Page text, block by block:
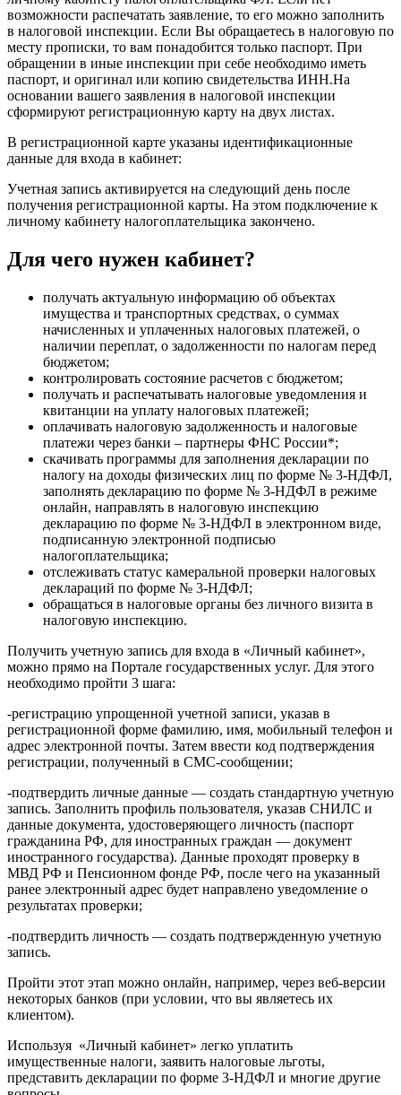
возможности распечатать заявление, то его можно заполнить
в налоговой инспекции. Если Вы обращаетесь в налоговую по
месту прописки, то вам понадобится только паспорт. При
обращении в иные инспекции при себе необходимо иметь
паспорт, и оригинал или копию свидетельства ИНН.На
основании вашего заявления в налоговой инспекции
сформируют регистрационную карту на двух листах.
В регистрационной карте указаны идентификационные
данные для входа в кабинет:
Учетная запись активируется на следующий день после
получения регистрационной карты. На этом подключение к
личному кабинету налогоплательщика закончено.
Для чего нужен кабинет?
получать актуальную информацию об объектах
имущества и транспортных средствах, о суммах
начисленных и уплаченных налоговых платежей, о
наличии переплат, о задолженности по налогам перед
бюджетом;
контролировать состояние расчетов с бюджетом;
получать и распечатывать налоговые уведомления и
квитанции на уплату налоговых платежей;
оплачивать налоговую задолженность и налоговые
платежи через банки – партнеры ФНС России*;
скачивать программы для заполнения декларации по
налогу на доходы физических лиц по форме № 3-НДФЛ,
заполнять декларацию по форме № 3-НДФЛ в режиме
онлайн, направлять в налоговую инспекцию
декларацию по форме № 3-НДФЛ в электронном виде,
подписанную электронной подписью
налогоплательщика;
отслеживать статус камеральной проверки налоговых
деклараций по форме № 3-НДФЛ;
обращаться в налоговые органы без личного визита в
налоговую инспекцию.
Получить учетную запись для входа в «Личный кабинет»,
можно прямо на Портале государственных услуг. Для этого
необходимо пройти 3 шага:
-регистрацию упрощенной учетной записи, указав в
регистрационной форме фамилию, имя, мобильный телефон и
адрес электронной почты. Затем ввести код подтверждения
регистрации, полученный в СМС-сообщении;
-подтвердить личные данные — создать стандартную учетную
запись. Заполнить профиль пользователя, указав СНИЛС и
данные документа, удостоверяющего личность (паспорт
гражданина РФ, для иностранных граждан — документ
иностранного государства). Данные проходят проверку в
МВД РФ и Пенсионном фонде РФ, после чего на указанный
ранее электронный адрес будет направлено уведомление о
результатах проверки;
-подтвердить личность — создать подтвержденную учетную
запись.
Пройти этот этап можно онлайн, например, через веб-версии
некоторых банков (при условии, что вы являетесь их
клиентом).
Используя «Личный кабинет» легко уплатить
имущественные налоги, заявить налоговые льготы,
представить декларации по форме 3-НДФЛ и многие другие